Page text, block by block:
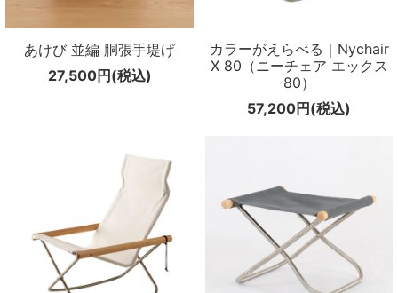
あけび 並編 胴張手堤げ
27,500円(税込)
カラーがえらべる｜Nychair
X 80（ニーチェア エックス
80）
57,200円(税込)